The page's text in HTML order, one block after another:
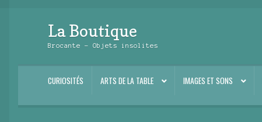
Aller
à
navigation
Aller
au
La Boutique
Brocante – Objets insolites
CURIOSITÉS ARTS DE LA TABLE IMAGES ET SONS